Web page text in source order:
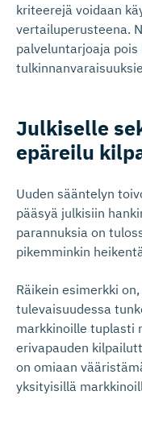
kriteerejä voidaan
vertailuperusteena.
palveluntarjoaja
Julkiselle
epäreilu
Uuden sääntelyn
pääsyä julkisiin
parannuksia on
pikemminkin
Räikein esimerkki
tulevaisuudessa
markkinoille tuplasti
erivapauden
on omiaan
yksityisillä